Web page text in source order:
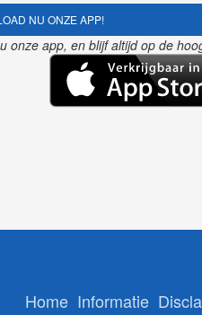
NU ONZE APP!
onze app, en blijf altijd op de
Home Informatie